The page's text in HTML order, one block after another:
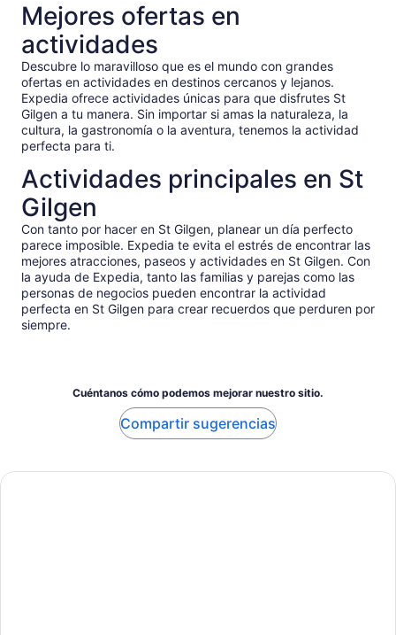
Mejores ofertas en
actividades
Descubre lo maravilloso que es el mundo con grandes
ofertas en actividades en destinos cercanos y lejanos.
Expedia ofrece actividades únicas para que disfrutes St
Gilgen a tu manera. Sin importar si amas la naturaleza, la
cultura, la gastronomía o la aventura, tenemos la actividad
perfecta para ti.
Actividades principales en St
Gilgen
Con tanto por hacer en St Gilgen, planear un día perfecto
parece imposible. Expedia te evita el estrés de encontrar las
mejores atracciones, paseos y actividades en St Gilgen. Con
la ayuda de Expedia, tanto las familias y parejas como las
personas de negocios pueden encontrar la actividad
perfecta en St Gilgen para crear recuerdos que perduren por
siempre.
Cuéntanos cómo podemos mejorar nuestro sitio.
Compartir sugerencias